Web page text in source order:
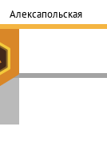
Алексапольская